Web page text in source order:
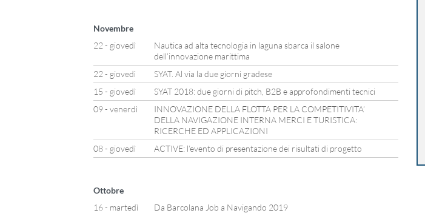
Novembre
22 - giovedì
Nautica ad alta tecnologia in laguna sbarca il salone
dell’innovazione marittima
22 - giovedì
SYAT. Al via la due giorni gradese
15 - giovedì
SYAT 2018: due giorni di pitch, B2B e approfondimenti tecnici
09 - venerdì
INNOVAZIONE DELLA FLOTTA PER LA COMPETITIVITA’
DELLA NAVIGAZIONE INTERNA MERCI E TURISTICA:
RICERCHE ED APPLICAZIONI
08 - giovedì
ACTIVE: l’evento di presentazione dei risultati di progetto
Ottobre
16 - martedì
Da Barcolana Job a Navigando 2019